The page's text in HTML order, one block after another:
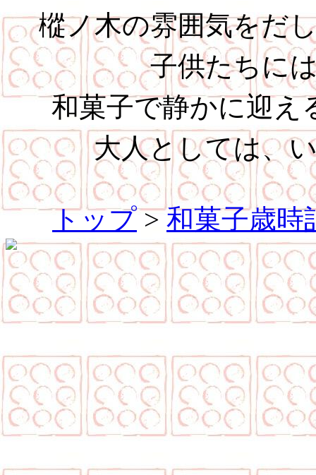
樅ノ木の雰囲気をだ
子供たちに
和菓子で静かに迎え
大人としては、
トップ>和菓子歳時